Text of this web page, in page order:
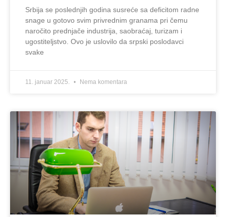
Srbija se poslednjih godina susreće sa deficitom radne
snage u gotovo svim privrednim granama pri čemu
naročito prednjače industrija, saobraćaj, turizam i
ugostiteljstvo. Ovo je uslovilo da srpski poslodavci
svake
11. januar 2025. Nema komentara